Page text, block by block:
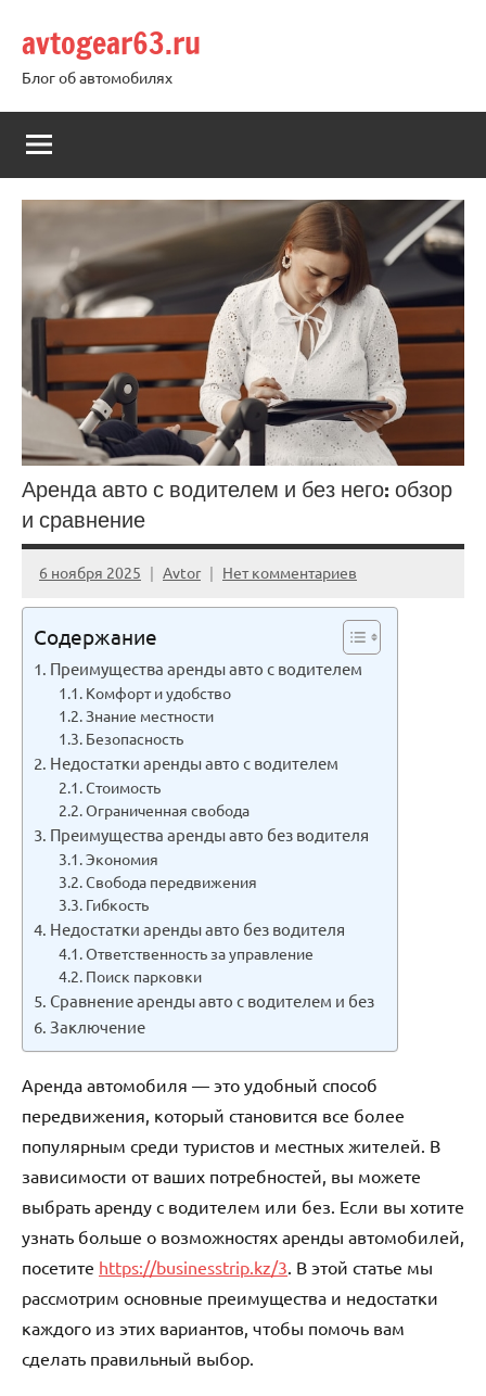
содержимому
avtogear63.ru
Блог об автомобилях
Аренда авто с водителем и без него: обзор
и сравнение
6 ноября 2025 Avtor Нет комментариев
Содержание
Преимущества аренды авто с водителем
Комфорт и удобство
Знание местности
Безопасность
Недостатки аренды авто с водителем
Стоимость
Ограниченная свобода
Преимущества аренды авто без водителя
Экономия
Свобода передвижения
Гибкость
Недостатки аренды авто без водителя
Ответственность за управление
Поиск парковки
Сравнение аренды авто с водителем и без
Заключение
Аренда автомобиля — это удобный способ
передвижения, который становится все более
популярным среди туристов и местных жителей. В
зависимости от ваших потребностей, вы можете
выбрать аренду с водителем или без. Если вы хотите
узнать больше о возможностях аренды автомобилей,
посетите https://businesstrip.kz/3 . В этой статье мы
рассмотрим основные преимущества и недостатки
каждого из этих вариантов, чтобы помочь вам
сделать правильный выбор.